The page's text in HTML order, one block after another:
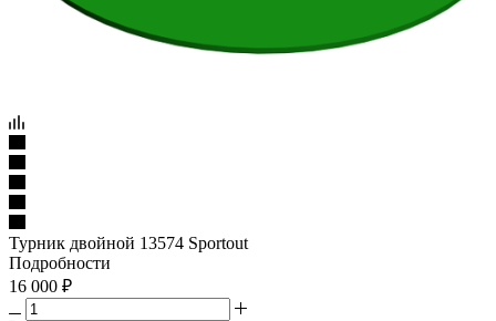
Турник двойной 13574 Sportout
Подробности
16 000 ₽